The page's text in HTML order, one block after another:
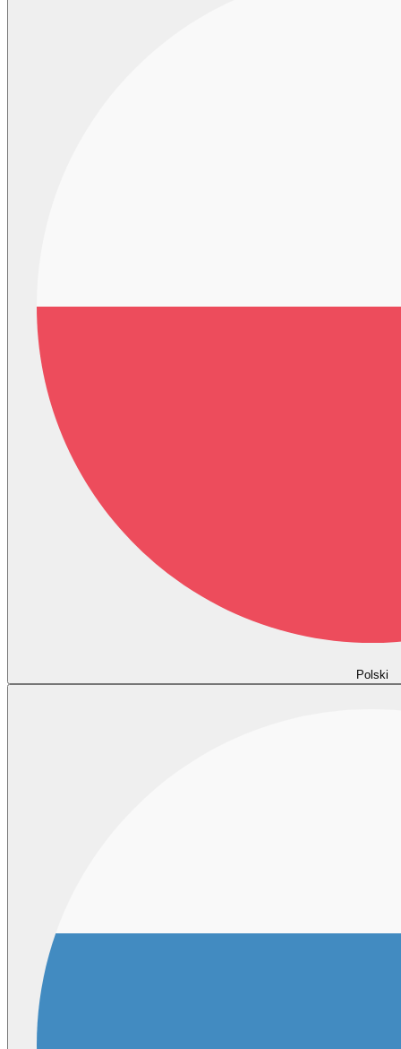
Polski